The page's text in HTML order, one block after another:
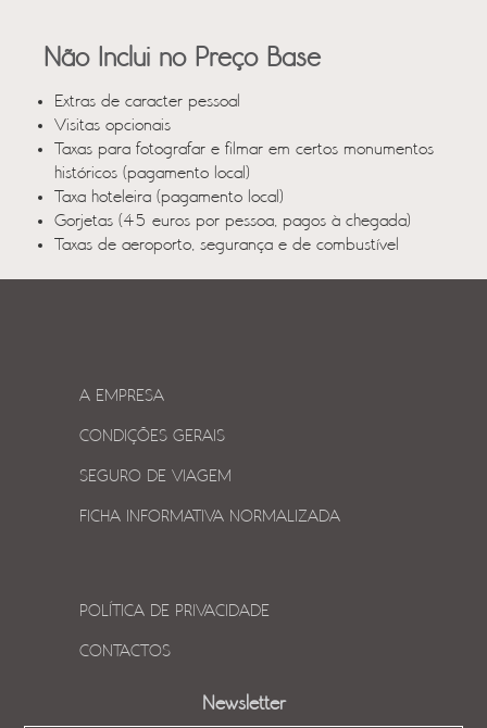
Não Inclui no Preço Base
Extras de caracter pessoal
Visitas opcionais
Taxas para fotografar e filmar em certos monumentos
históricos (pagamento local)
Taxa hoteleira (pagamento local)
Gorjetas (45 euros por pessoa, pagos à chegada)
Taxas de aeroporto, segurança e de combustível
A EMPRESA
CONDIÇÕES GERAIS
SEGURO DE VIAGEM
FICHA INFORMATIVA NORMALIZADA
POLÍTICA DE PRIVACIDADE
CONTACTOS
Newsletter